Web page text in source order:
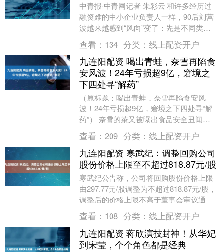
中青报·中青网记者 朱彩云 和许多经历过
融资难的中小企业负责人一样，90后刘营
波越来越感到“风向”变了：先是不同类型
的银行客户经理会主动找来，交流贷款需
求，最近....
查看： 134 分类： 线上配资开户
九连阳配资 喝出青蛙，奈雪再陷食
安风波！24年亏损超9亿，窘境之
下四处寻“解药”
（原标题：喝出青蛙，奈雪再陷食安风
波！24年亏损超9亿，窘境之下四处寻“解
药”） 奈雪的茶又被曝出食品安全丑闻。
21日，网友曝出奈雪小盒茶内喝出整只青
蛙。网上....
查看： 209 分类： 线上配资开户
九连阳配资 寒武纪：调整回购公司
股份价格上限至不超过818.87元/股
寒武纪公告称，公司将回购股份价格上限
由297.77元/股调整为不超过818.87元/股，
调整后的价格上限不高于董事会审议通过
决议前30个交易日均价的150%。此....
查看： 108 分类： 线上配资开户
九连阳配资 蒋欣演技封神！从华妃
到宋莹，个个角色都是经典